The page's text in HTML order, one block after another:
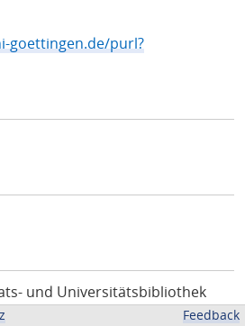
goettingen.de/purl?
und Universitätsbibliothek
Feedback